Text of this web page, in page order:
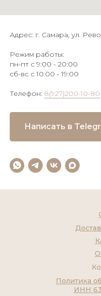
Адрес: г. Самара, ул.
Режим работы:
пн-пт с 9:00 - 20:00
сб-вс с 10:00 - 19:00
Телефон: 8(927)200-10-80
Написать в
Политика
ИНН